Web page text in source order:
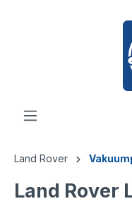
Land Rover
Land Rover